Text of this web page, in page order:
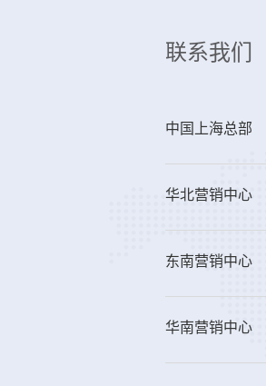
联系我们
中国上海总部
华北营销中心
东南营销中心
华南营销中心